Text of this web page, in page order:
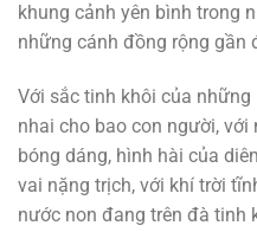
khung cảnh yên bình trong
những cánh đồng rộng gần
Với sắc tinh khôi của
nhai cho bao con người,
bóng dáng, hình hài của
vai nặng trịch, với khí trời
nước non đang trên đà tinh